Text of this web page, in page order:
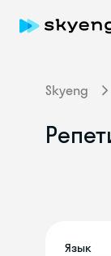
Skyeng
Язык